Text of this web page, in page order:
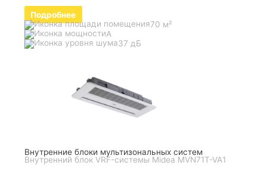
Подробнее
70 м²
A
37 дБ
Внутренние блоки мультизональных систем
Внутренний блок VRF-системы Midea MVN71T-VA1